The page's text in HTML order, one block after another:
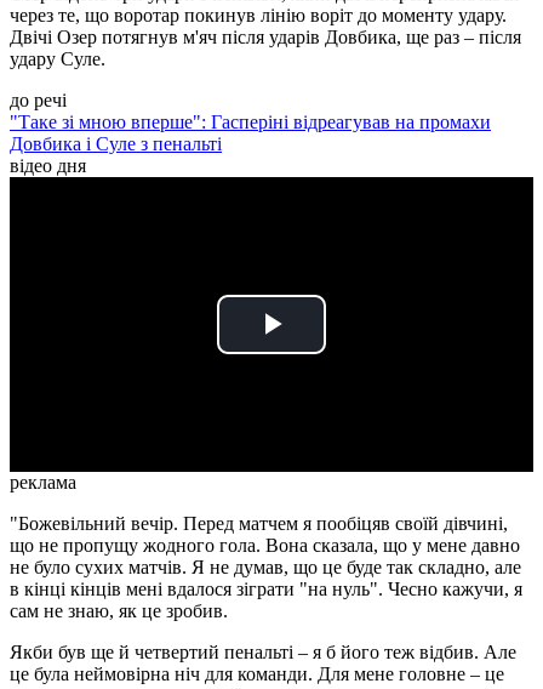
через те, що воротар покинув лінію воріт до моменту удару.
Двічі Озер потягнув м'яч після ударів Довбика, ще раз – після
удару Суле.
до речі
"Таке зі мною вперше": Гасперіні відреагував на промахи
Довбика і Суле з пенальті
відео дня
Play
реклама
"Божевільний вечір. Перед матчем я пообіцяв своїй дівчині,
що не пропущу жодного гола. Вона сказала, що у мене давно
не було сухих матчів. Я не думав, що це буде так складно, але
в кінці кінців мені вдалося зіграти "на нуль". Чесно кажучи, я
сам не знаю, як це зробив.
Якби був ще й четвертий пенальті – я б його теж відбив. Але
це була неймовірна ніч для команди. Для мене головне – це